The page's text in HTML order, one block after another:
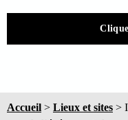
Accueil > Lieux et sites >